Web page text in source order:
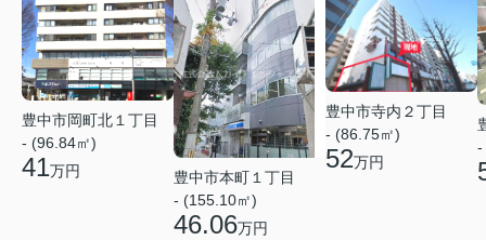
豊中市岡町北１丁目
- (96.84㎡)
41万円
豊中市本町１丁目
- (155.10㎡)
46.06万円
豊中市寺内２丁目
- (86.75㎡)
52万円
-